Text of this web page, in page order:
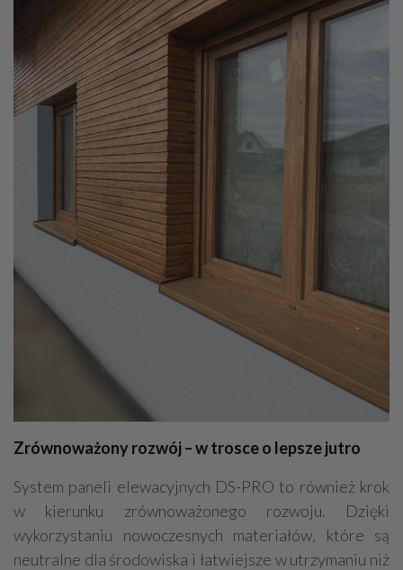
Zrównoważony rozwój – w trosce o lepsze jutro
System paneli elewacyjnych DS-PRO to również krok
w kierunku zrównoważonego rozwoju. Dzięki
wykorzystaniu nowoczesnych materiałów, które są
neutralne dla środowiska i łatwiejsze w utrzymaniu niż